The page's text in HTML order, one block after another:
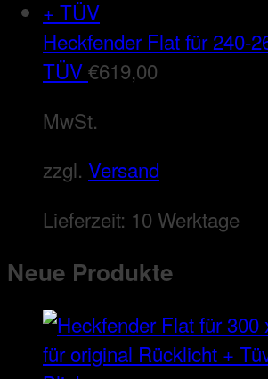
Heckfender Flat für 240-
TÜV€619,00
MwSt.
zzgl. Versand
Lieferzeit: 10 Werktage
Neue Produkte